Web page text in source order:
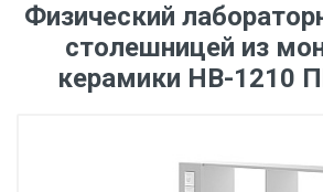
Физический
столешницей из
керамики НВ-1210